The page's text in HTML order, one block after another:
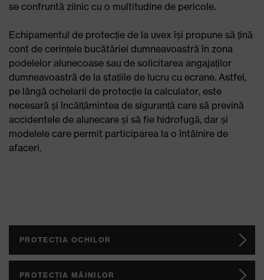
se confruntă zilnic cu o multitudine de pericole.
Echipamentul de protecție de la uvex își propune să țină
cont de cerințele bucătăriei dumneavoastră în zona
podelelor alunecoase sau de solicitarea angajaților
dumneavoastră de la stațiile de lucru cu ecrane. Astfel,
pe lângă ochelarii de protecție la calculator, este
necesară și încălțămintea de siguranță care să prevină
accidentele de alunecare și să fie hidrofugă, dar și
modelele care permit participarea la o întâlnire de
afaceri.
PROTECȚIA OCHILOR
PROTECȚIA MÂINILOR